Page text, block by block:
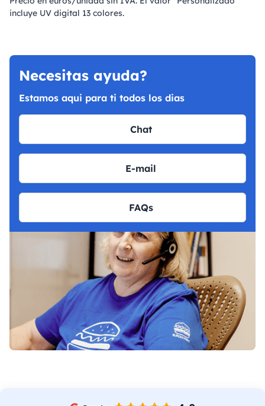
incluye UV digital 13 colores.
Necesitas ayuda?
Estamos aqui para ti todos los dias
Chat
E-mail
FAQs